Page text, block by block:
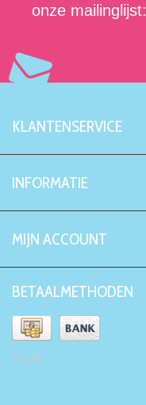
onze mailinglijst:
KLANTENSERVICE
INFORMATIE
MIJN ACCOUNT
BETAALMETHODEN
Kiyoh